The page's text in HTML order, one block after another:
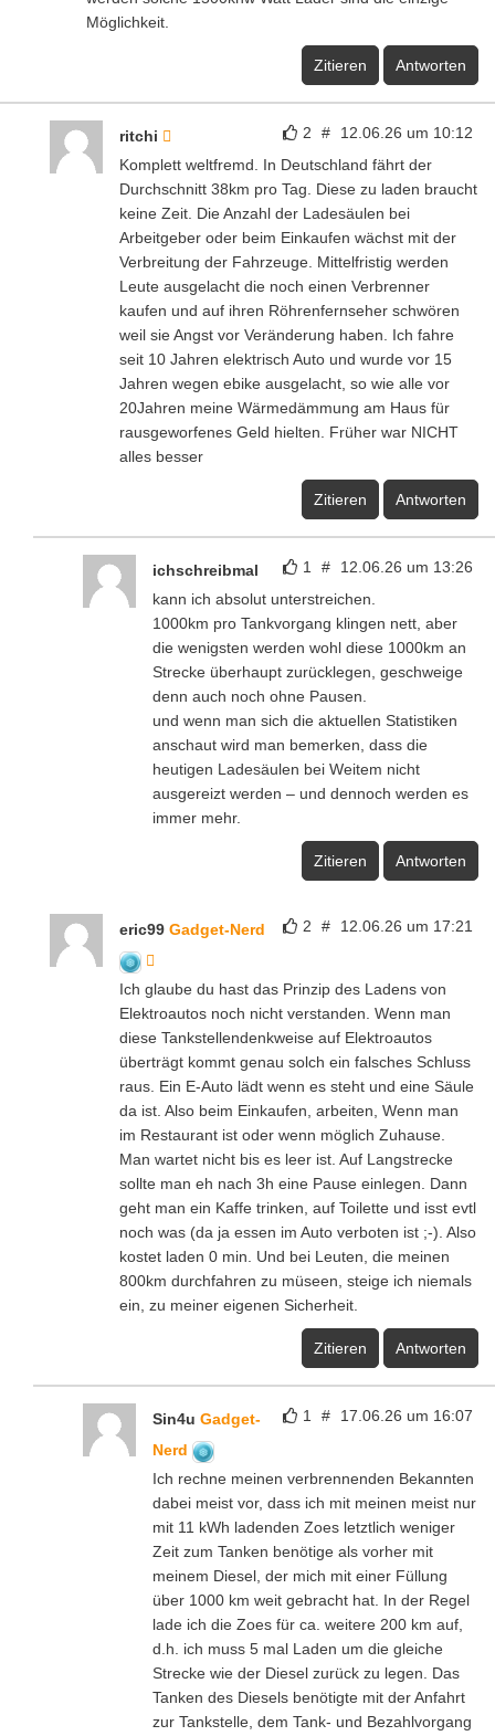
Möglichkeit.
Zitieren Antworten
2 # 12.06.26 um 10:12
ritchi
Komplett weltfremd. In Deutschland fährt der
Durchschnitt 38km pro Tag. Diese zu laden braucht
keine Zeit. Die Anzahl der Ladesäulen bei
Arbeitgeber oder beim Einkaufen wächst mit der
Verbreitung der Fahrzeuge. Mittelfristig werden
Leute ausgelacht die noch einen Verbrenner
kaufen und auf ihren Röhrenfernseher schwören
weil sie Angst vor Veränderung haben. Ich fahre
seit 10 Jahren elektrisch Auto und wurde vor 15
Jahren wegen ebike ausgelacht, so wie alle vor
20Jahren meine Wärmedämmung am Haus für
rausgeworfenes Geld hielten. Früher war NICHT
alles besser
Zitieren Antworten
1 # 12.06.26 um 13:26
ichschreibmal
kann ich absolut unterstreichen.
1000km pro Tankvorgang klingen nett, aber
die wenigsten werden wohl diese 1000km an
Strecke überhaupt zurücklegen, geschweige
denn auch noch ohne Pausen.
und wenn man sich die aktuellen Statistiken
anschaut wird man bemerken, dass die
heutigen Ladesäulen bei Weitem nicht
ausgereizt werden – und dennoch werden es
immer mehr.
Zitieren Antworten
2 # 12.06.26 um 17:21
eric99 Gadget-Nerd
Ich glaube du hast das Prinzip des Ladens von
Elektroautos noch nicht verstanden. Wenn man
diese Tankstellendenkweise auf Elektroautos
überträgt kommt genau solch ein falsches Schluss
raus. Ein E-Auto lädt wenn es steht und eine Säule
da ist. Also beim Einkaufen, arbeiten, Wenn man
im Restaurant ist oder wenn möglich Zuhause.
Man wartet nicht bis es leer ist. Auf Langstrecke
sollte man eh nach 3h eine Pause einlegen. Dann
geht man ein Kaffe trinken, auf Toilette und isst evtl
noch was (da ja essen im Auto verboten ist ;-). Also
kostet laden 0 min. Und bei Leuten, die meinen
800km durchfahren zu müseen, steige ich niemals
ein, zu meiner eigenen Sicherheit.
Zitieren Antworten
1 # 17.06.26 um 16:07
Sin4u Gadget-
Nerd
Ich rechne meinen verbrennenden Bekannten
dabei meist vor, dass ich mit meinen meist nur
mit 11 kWh ladenden Zoes letztlich weniger
Zeit zum Tanken benötige als vorher mit
meinem Diesel, der mich mit einer Füllung
über 1000 km weit gebracht hat. In der Regel
lade ich die Zoes für ca. weitere 200 km auf,
d.h. ich muss 5 mal Laden um die gleiche
Strecke wie der Diesel zurück zu legen. Das
Tanken des Diesels benötigte mit der Anfahrt
zur Tankstelle, dem Tank- und Bezahlvorgang